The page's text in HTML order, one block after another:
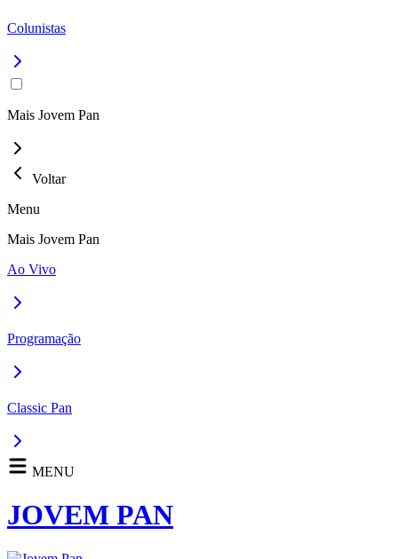
Colunistas
Mais Jovem Pan
Voltar
Menu
Mais Jovem Pan
Ao Vivo
Programação
Classic Pan
MENU
JOVEM PAN